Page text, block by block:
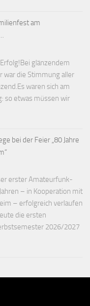
am
glänzendem
war die Stimmung aller
waren sich am
so etwas müssen wir
bei der Feier „80 Jahre
erster Amateurfunk-
– in Kooperation mit
– erfolgreich verlaufen
die ersten
2026/2027